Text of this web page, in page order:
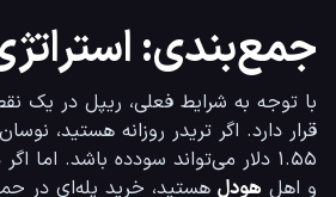
جمع‌بندی:
و اهل هودل